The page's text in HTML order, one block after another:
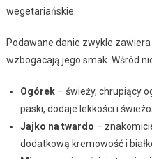
wegetariańskie.
Podawane danie zwykle
wzbogacają jego smak. Wśród
Ogórek– świeży, chrupiący
paski, dodaje lekkości i
Jajko na twardo –
dodatkową kremowość i